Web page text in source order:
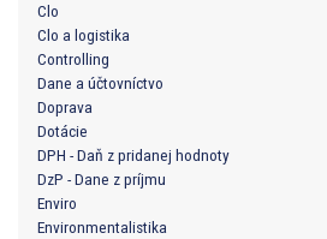
Clo
Clo a logistika
Controlling
Dane a účtovníctvo
Doprava
Dotácie
DPH - Daň z pridanej hodnoty
DzP - Dane z príjmu
Enviro
Environmentalistika